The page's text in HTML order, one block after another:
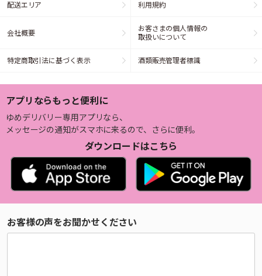
配送エリア 利用規約
会社概要
お客さまの個人情報の
取扱いについて
特定商取引法に基づく表示 酒類販売管理者標識
アプリならもっと便利に
ゆめデリバリー専用アプリなら、
メッセージの通知がスマホに来るので、さらに便利。
ダウンロードはこちら
お客様の声をお聞かせください